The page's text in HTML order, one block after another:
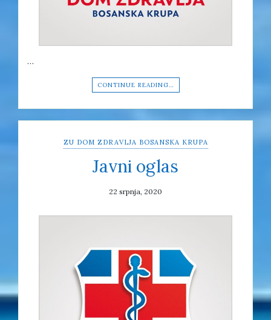
…
CONTINUE READING…
ZU DOM ZDRAVLJA BOSANSKA KRUPA
Javni oglas
22 srpnja, 2020